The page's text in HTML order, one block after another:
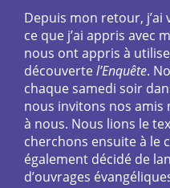
Depuis mon retour,
ce que j’ai appris avec
nous ont appris à
découvertel’Enquête.
chaque samedi soir
nous invitons nos amis
à nous. Nous lions le
cherchons ensuite à le
également décidé de
d’ouvrages